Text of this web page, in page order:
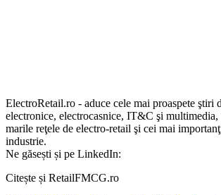
ElectroRetail.ro - aduce cele mai proaspete ştiri
electronice, electrocasnice, IT&C şi multimedia,
marile reţele de electro-retail şi cei mai
industrie.
Ne găsești și pe LinkedIn:
Citește și RetailFMCG.ro